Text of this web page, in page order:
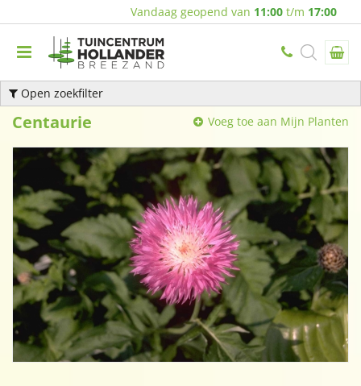
Vandaag geopend van 11:00 t/m 17:00
Open zoekfilter
Centaurie Voeg toe aan Mijn Planten